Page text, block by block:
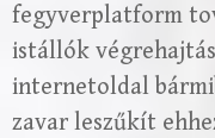
fegyverplatform
istállók
internetoldal
zavar leszűkít